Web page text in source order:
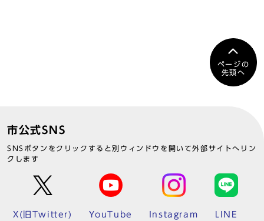
ページの
先頭へ
市公式SNS
SNSボタンをクリックすると別ウィンドウを開いて外部サイトへリン
クします
X(旧Twitter) YouTube Instagram LINE